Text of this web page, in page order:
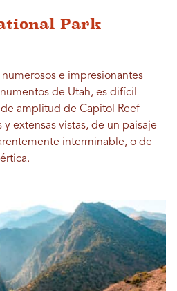
Park
e impresionantes
de Utah, es difícil
amplitud de Capitol Reef
y extensas vistas, de un paisaje
interminable, o de